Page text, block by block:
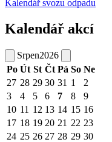
Kalendář svozu odpadu
Kalendář akcí
Srpen2026
Po Út St Čt Pá So Ne
27 28 29 30 31 1
2
3
4 5 6 7 8
9
10 11 12 13 14 15 16
17 18 19 20 21 22 23
24 25 26 27 28 29 30